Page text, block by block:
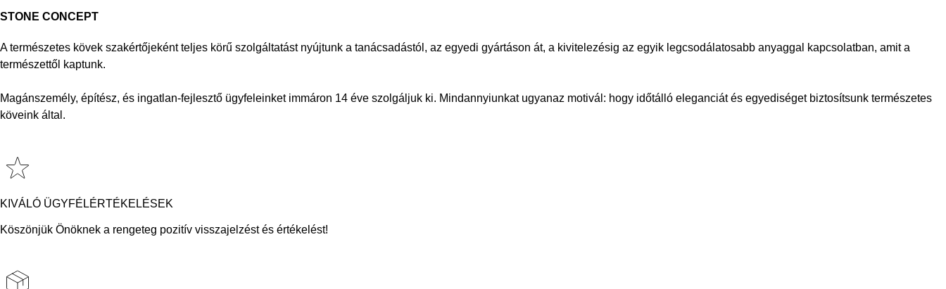
STONE CONCEPT
A természetes kövek szakértőjeként teljes körű szolgáltatást nyújtunk a tanácsadástól, az egyedi gyártáson át, a kivitelezésig az egyik legcsodálatosabb anyaggal kapcsolatban, amit a
természettől kaptunk.
Magánszemély, építész, és ingatlan-fejlesztő ügyfeleinket immáron 14 éve szolgáljuk ki. Mindannyiunkat ugyanaz motivál: hogy időtálló eleganciát és egyediséget biztosítsunk természetes
köveink által.
KIVÁLÓ ÜGYFÉLÉRTÉKELÉSEK
Köszönjük Önöknek a rengeteg pozitív visszajelzést és értékelést!